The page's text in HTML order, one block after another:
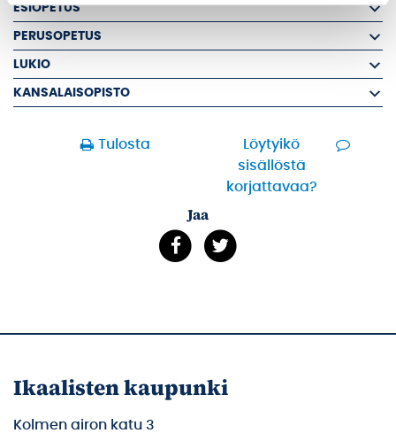
ESIOPETUS
PERUSOPETUS
LUKIO
KANSALAISOPISTO
Tulosta
Löytyikö
sisällöstä
korjattavaa?
Jaa
Ikaalisten kaupunki
Kolmen airon katu 3